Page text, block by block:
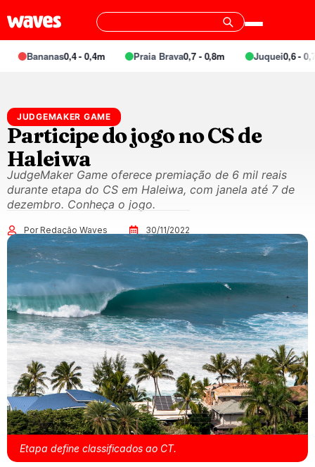
Bananas0,4 - 0,4m Praia Brava0,7 - 0,8m Juquei0,6 - 0,7m
JUDGEMAKER GAME
Participe do jogo no CS de
Haleiwa
JudgeMaker Game oferece premiação de 6 mil reais
durante etapa do CS em Haleiwa, com janela até 7 de
dezembro. Conheça o jogo.
Por Redação Waves 30/11/2022
Etapa define classificados ao CT.